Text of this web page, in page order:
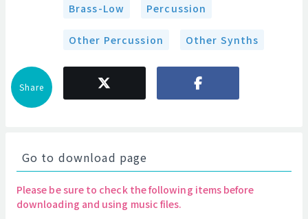
Brass-Low Percussion
Other Percussion Other Synths
Share
Go to download page
Please be sure to check the following items before
downloading and using music files.